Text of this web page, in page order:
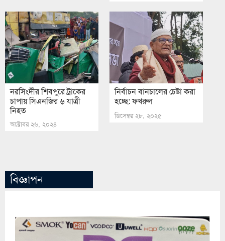
নরসিংদীর শিবপুরে ট্রাকের
চাপায় সিএনজির ৬ যাত্রী
নিহত
অক্টোবর ২৬, ২০২৪
নির্বাচন বানচালের চেষ্টা করা
হচ্ছে: ফখরুল
ডিসেম্বর ২৮, ২০২৫
বিজ্ঞাপন